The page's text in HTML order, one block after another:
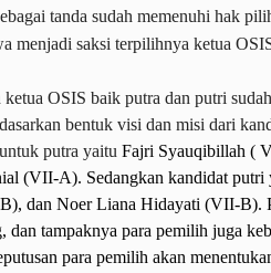
tanda sudah memenuhi hak
menjadi saksi terpilihnya ketua
OSIS baik putra dan putri
bentuk visi dan misi dari
putra yaitu Fajri Syauqibillah (
(VII-A). Sedangkan kandidat
dan Noer Liana Hidayati (VII-B).
dan tampaknya para pemilih juga
para pemilih akan